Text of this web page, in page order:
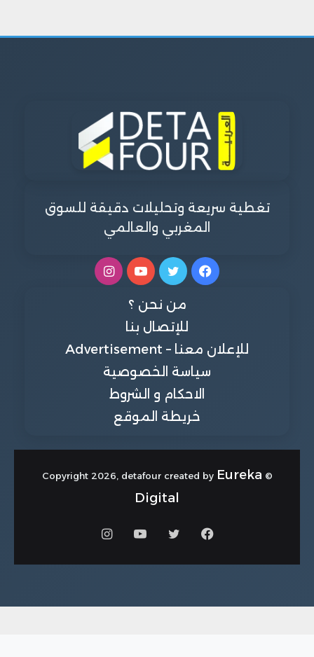
تغطية سريعة وتحليلات دقيقة للسوق
المغربي والعالمي
فيسبوكتويتر يوتيوبانستقرام
من نحن ؟
للإتصال بنا
للإعلان معنا – Advertisement
سياسة الخصوصية
الاحكام و الشروط
خريطة الموقع
© Copyright 2026, detafour created by
Eureka
Digital
فيسبوكتويتر يوتيوبانستقرام